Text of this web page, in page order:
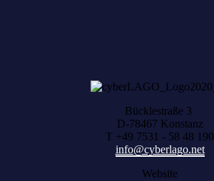
Bücklestraße 3
D-78467 Konstanz
T +49 7531 - 58 48 190
info@cyberlago.net
Website